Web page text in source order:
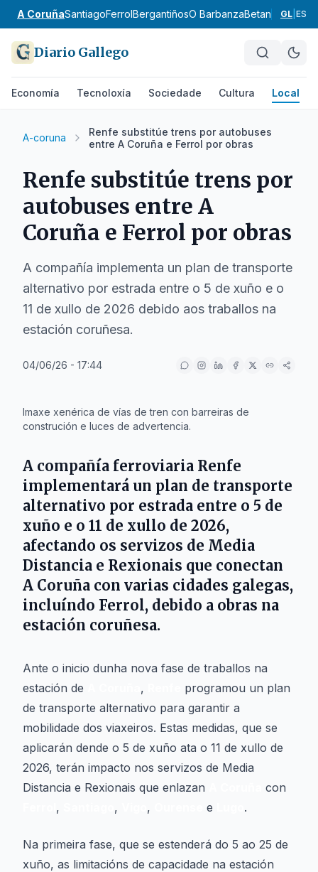
A CoruñaSantiagoFerrolBergantiñosO BarbanzaBetanzosOrdes
GL ES
Diario Gallego
Economía Tecnoloxía Sociedade Cultura Local
A-coruna
Renfe substitúe trens por autobuses
entre A Coruña e Ferrol por obras
Renfe substitúe trens por
autobuses entre A
Coruña e Ferrol por obras
A compañía implementa un plan de transporte
alternativo por estrada entre o 5 de xuño e o
11 de xullo de 2026 debido aos traballos na
estación coruñesa.
04/06/26 - 17:44
Imaxe xenérica de vías de tren con barreiras de
construción e luces de advertencia.
A compañía ferroviaria Renfe
implementará un plan de transporte
alternativo por estrada entre o 5 de
xuño e o 11 de xullo de 2026,
afectando os servizos de Media
Distancia e Rexionais que conectan
A Coruña con varias cidades galegas,
incluíndo Ferrol, debido a obras na
estación coruñesa.
Ante o inicio dunha nova fase de traballos na
estación de
,
programou un plan
de transporte alternativo para garantir a
mobilidade dos viaxeiros. Estas medidas, que se
aplicarán dende o 5 de xuño ata o 11 de xullo de
2026, terán impacto nos servizos de Media
Distancia e Rexionais que enlazan
con
, , , e .
Na primeira fase, que se estenderá do 5 ao 25 de
xuño, as limitacións de capacidade na estación